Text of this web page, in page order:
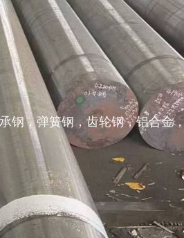
钢，弹簧钢，齿轮钢，铝合金，